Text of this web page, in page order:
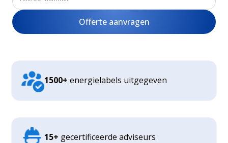
1500+ energielabels uitgegeven
15+ gecertificeerde adviseurs